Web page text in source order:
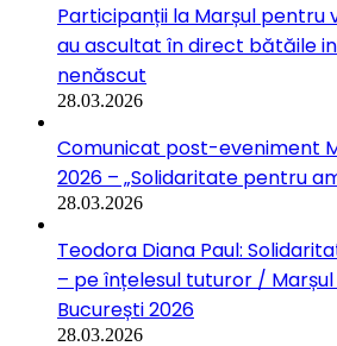
Participanții la Marșul pentru
au ascultat în direct bătăile
nenăscut
28.03.2026
Comunicat post-eveniment
2026 – „Solidaritate pentru
28.03.2026
Teodora Diana Paul:
– pe înțelesul tuturor /
București 2026
28.03.2026